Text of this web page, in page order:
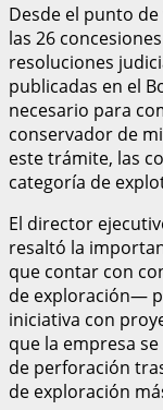
Desde el punto
las 26
resoluciones
publicadas en el
necesario para
conservador de
este trámite, las
categoría de
El director
resaltó la
que contar con
de exploración—
iniciativa con
que la empresa
de perforación
de exploración